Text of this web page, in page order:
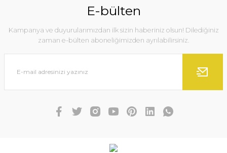
E-bülten
Kampanya ve duyurularımızdan ilk sizin haberiniz olsun! Dilediğiniz
zaman e-bülten aboneliğimizden ayrılabilirsiniz.